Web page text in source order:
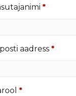
*
aadress*
*Nõutud